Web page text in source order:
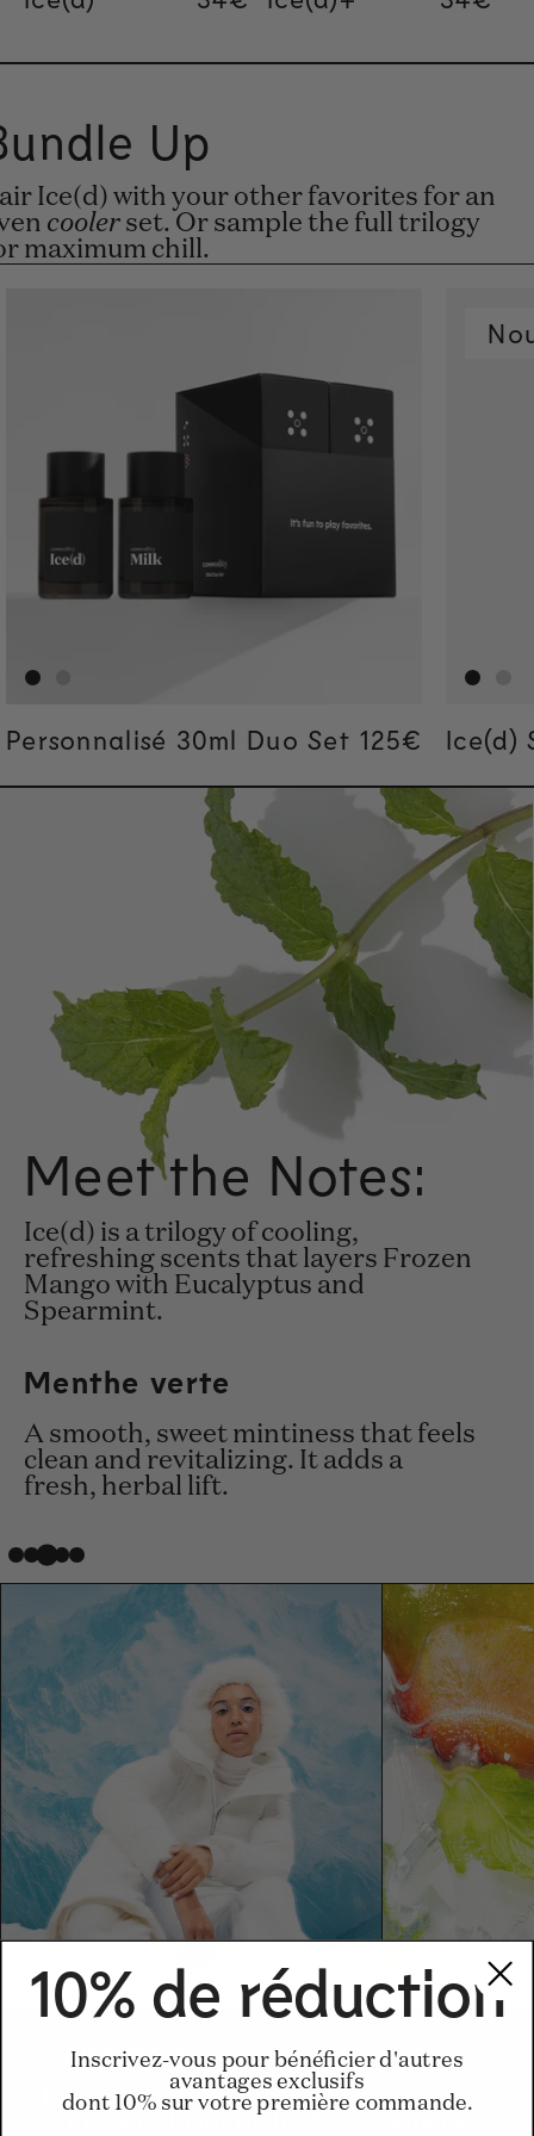
Up
Ice(d) with your other favorites for an
cooler set. Or sample the full trilogy
maximum chill.
Personnalisé 30ml Duo Set Regular price
125€ Ice(d)
Mangue congelée
Eucalyptus
Meet the Notes:
Ice(d) is a trilogy of cooling,
refreshing scents that layers Frozen
Mango with Eucalyptus and
Spearmint.
Menthe verte
A smooth, sweet mintiness that feels
clean and revitalizing. It adds a
fresh, herbal lift.
Algues
Cardamome
Newsletter
Inscrivez-vous à notre Newsletter
10% de réduction
Inscrivez-vous pour bénéficier d'autres
avantages exclusifs
dont 10% sur votre première commande.